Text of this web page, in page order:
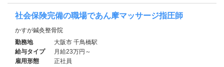
社会保険完備の職場であん摩マッサージ指圧師
かすが鍼灸整骨院
勤務地
大阪市 千鳥橋駅
給与タイプ
月給23万円～
雇用形態
正社員